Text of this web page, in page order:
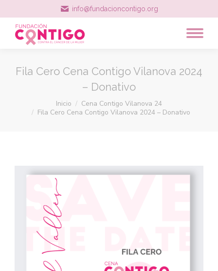
info@fundacioncontigo.org
Fila Cero Cena Contigo Vilanova 2024
– Donativo
Estás aquí:Inicio
Cena Contigo Vilanova 24
Fila Cero Cena Contigo Vilanova 2024 – Donativo